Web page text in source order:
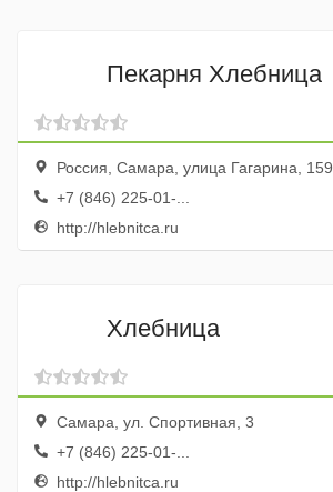
Пекарня Хлебница
Россия, Самара, улица Гагарина, 159
+7 (846) 225-01-...
http://hlebnitca.ru
Хлебница
Самара, ул. Спортивная, 3
+7 (846) 225-01-...
http://hlebnitca.ru